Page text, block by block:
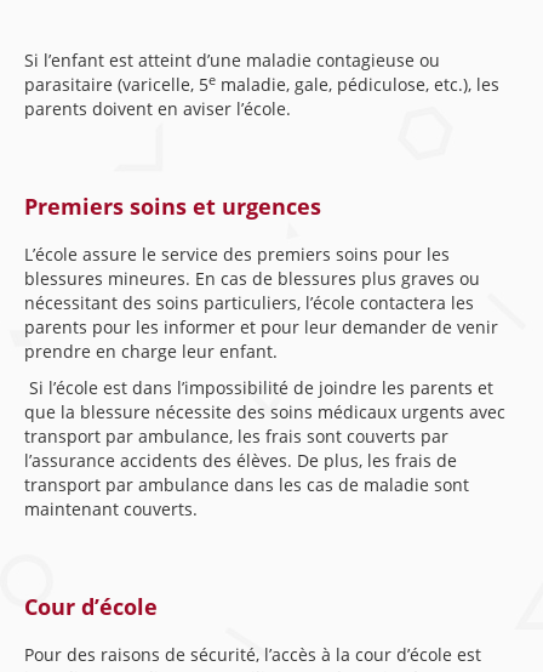
Si l’enfant est atteint d’une maladie contagieuse ou
parasitaire (varicelle, 5e maladie, gale, pédiculose, etc.), les
parents doivent en aviser l’école.
Premiers soins et urgences
L’école assure le service des premiers soins pour les
blessures mineures. En cas de blessures plus graves ou
nécessitant des soins particuliers, l’école contactera les
parents pour les informer et pour leur demander de venir
prendre en charge leur enfant.
Si l’école est dans l’impossibilité de joindre les parents et
que la blessure nécessite des soins médicaux urgents avec
transport par ambulance, les frais sont couverts par
l’assurance accidents des élèves. De plus, les frais de
transport par ambulance dans les cas de maladie sont
maintenant couverts.
Cour d’école
Pour des raisons de sécurité, l’accès à la cour d’école est